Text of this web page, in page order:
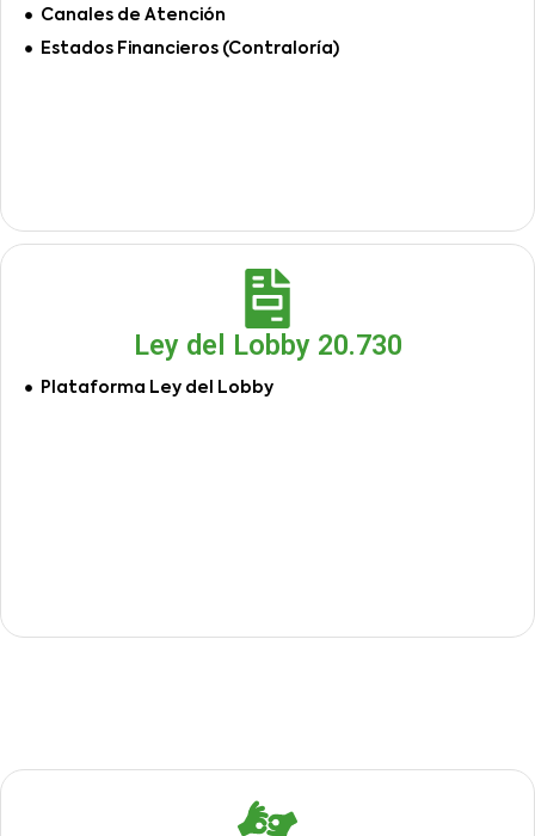
Canales de Atención
Estados Financieros (Contraloría)
Ley del Lobby 20.730
Plataforma Ley del Lobby